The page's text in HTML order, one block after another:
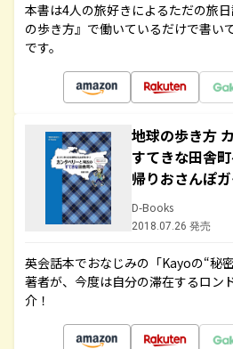
本書は4人の旅好きによるただの旅
の歩き方』で働いているだけで書い
です。
地球の歩き方
すてきな田舎
帰りおさんぽ
D-Books
2018.07.26 発売
英会話本でおなじみの「Kayoの“秘
著者が、今度は自分の滞在するロン
介！